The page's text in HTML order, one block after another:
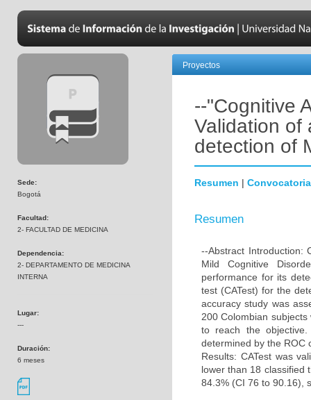
Sede:
Bogotá
Facultad:
2- FACULTAD DE MEDICINA
Dependencia:
2- DEPARTAMENTO DE MEDICINA
INTERNA
Lugar:
---
Duración:
6 meses
Proyectos
--"Cognitive
Validation of
detection of
Resumen | Convocatoria
Resumen
--Abstract Introduction:
Mild Cognitive
performance for its
test (CATest) for the
accuracy study was
200 Colombian
to reach the
determined by the ROC
Results: CATest was
lower than 18 classified
84.3% (CI 76 to 90.16),